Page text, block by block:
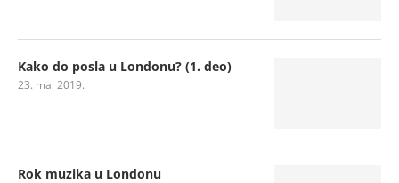
Kako do posla u Londonu? (1. deo)
23. maj 2019.
Rok muzika u Londonu